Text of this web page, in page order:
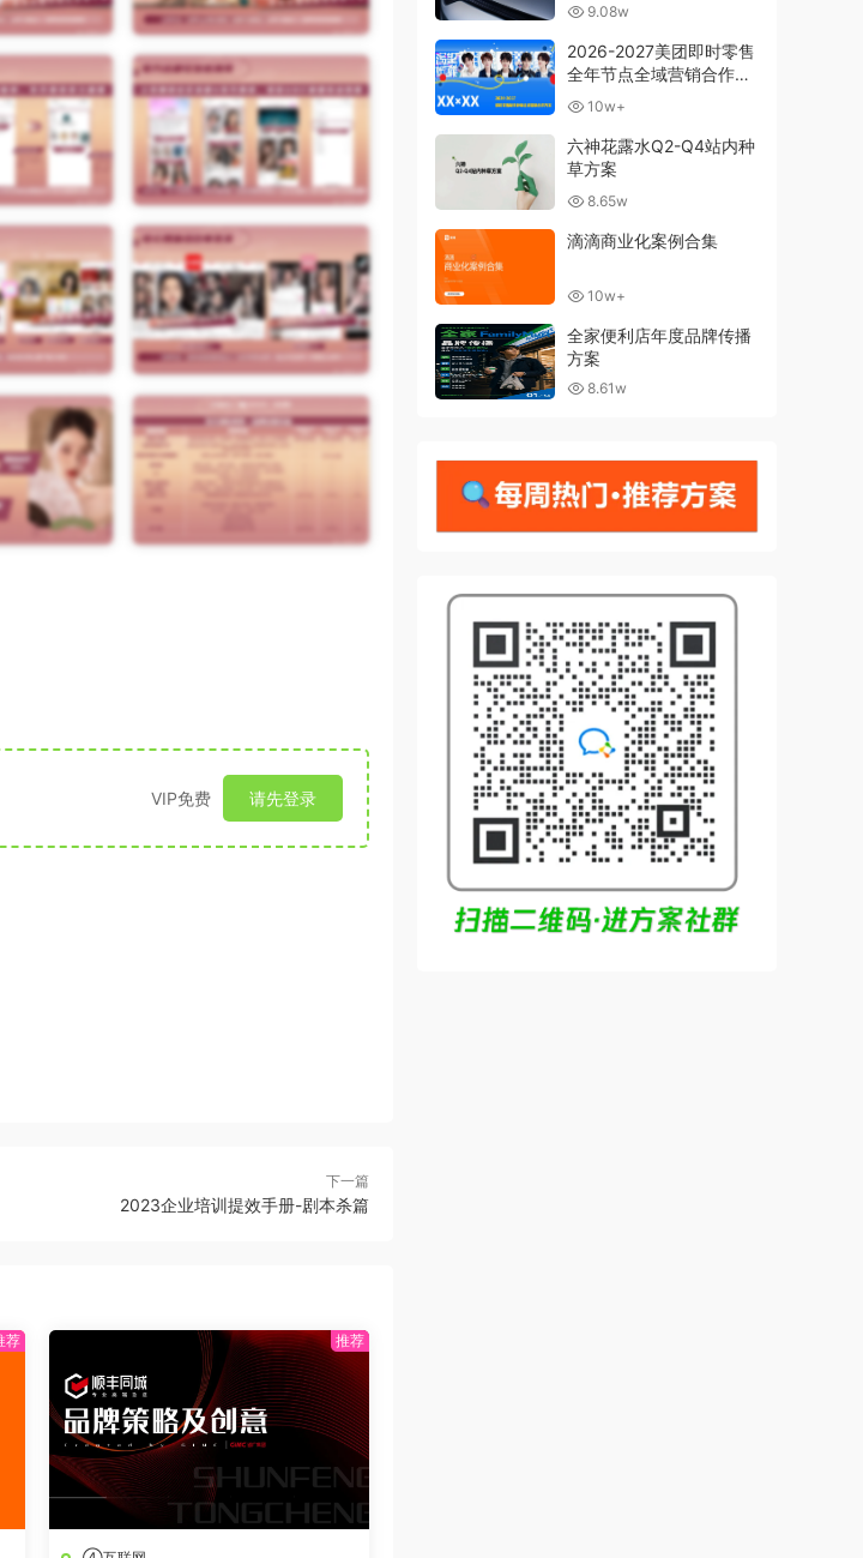
VIP免费 请先登录
下一篇
2023企业培训提效手册-剧本杀篇
9.08w
2026-2027美团即时零售
全年节点全域营销合作方
案 10w+
六神花露水Q2-Q4站内种
草方案
8.65w
滴滴商业化案例合集
10w+
全家便利店年度品牌传播
方案
8.61w